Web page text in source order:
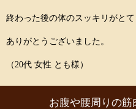
終わった後の体のスッキリがとて
ありがとうございました。
（20代 女性 とも様）
お腹や腰周りの筋